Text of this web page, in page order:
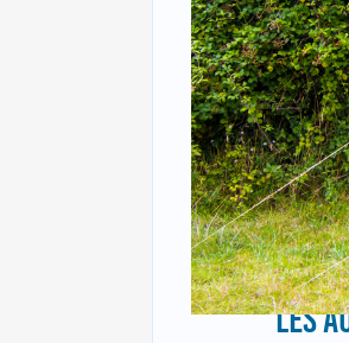
Droit de reproduction
LaToileScoute est un
100% financé partes
LES